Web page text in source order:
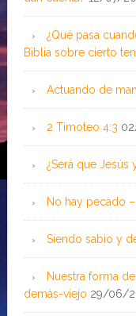
¿Qué pasa
Biblia sobre cierto
Actuando de
2 Timoteo 4:3
¿Será que Jesús
No hay pecado
Siendo sabio y
Nuestra forma
demás-viejo 29/06/